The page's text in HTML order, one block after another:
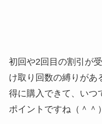
初回や2回目の割引が
け取り回数の縛りがあ
得に購入できて、いつ
ポイントですね（＾＾）